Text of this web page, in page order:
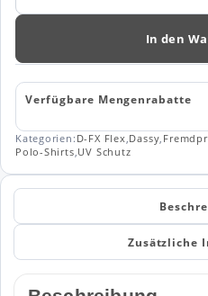
für
Traxion
(710034)
In den
Verfügbare Mengenrabatte
Kategorien: D-FX Flex,Dassy,
Polo-Shirts,UV Schutz
Zusätzliche